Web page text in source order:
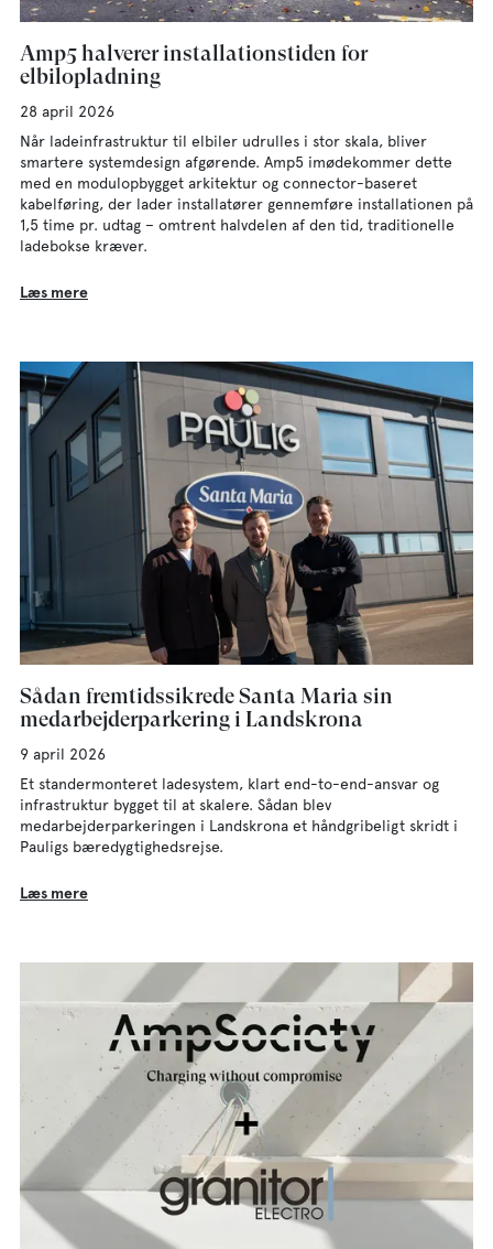
Amp5 halverer installationstiden for
elbilopladning
28 april 2026
Når ladeinfrastruktur til elbiler udrulles i stor skala, bliver
smartere systemdesign afgørende. Amp5 imødekommer dette
med en modulopbygget arkitektur og connector-baseret
kabelføring, der lader installatører gennemføre installationen på
1,5 time pr. udtag – omtrent halvdelen af den tid, traditionelle
ladebokse kræver.
Læs mere
Sådan fremtidssikrede Santa Maria sin
medarbejderparkering i Landskrona
9 april 2026
Et standermonteret ladesystem, klart end-to-end-ansvar og
infrastruktur bygget til at skalere. Sådan blev
medarbejderparkeringen i Landskrona et håndgribeligt skridt i
Pauligs bæredygtighedsrejse.
Læs mere